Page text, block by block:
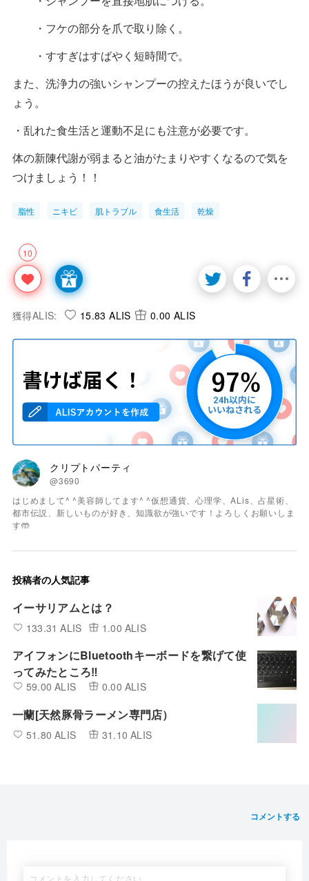
・フケの部分を爪で取り除く。
・すすぎはすばやく短時間で。
また、洗浄力の強いシャンプーの控えたほうが良いでし
ょう。
・乱れた食生活と運動不足にも注意が必要です。
体の新陳代謝が弱まると油がたまりやすくなるので気を
つけましょう！！
脂性 ニキビ 肌トラブル 食生活 乾燥
10
獲得ALIS: 15.83 ALIS 0.00 ALIS
クリプトパーティ
@3690
はじめまして^ ^美容師してます^ ^仮想通貨、心理学、ALis、占星術、
都市伝説、新しいものが好き、知識欲が強いです！よろしくお願いしま
す🤲
投稿者の人気記事
イーサリアムとは？
133.31 ALIS 1.00 ALIS
アイフォンにBluetoothキーボードを繋げて使
ってみたところ‼︎
59.00 ALIS 0.00 ALIS
一蘭[天然豚骨ラーメン専門店）
51.80 ALIS 31.10 ALIS
コメントする